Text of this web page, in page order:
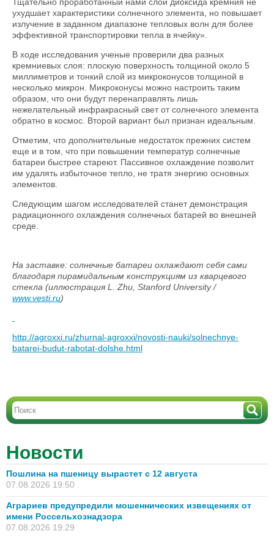
ухудшает характеристики солнечного элемента, но повышает
излучение в заданном диапазоне тепловых волн для более
эффективной транспортировки тепла в ячейку».
В ходе исследования ученые проверили два разных
кремниевых слоя: плоскую поверхность толщиной около 5
миллиметров и тонкий слой из микроконусов толщиной в
несколько микрон. Микроконусы можно настроить таким
образом, что они будут перенаправлять лишь
нежелательный инфракрасный свет от солнечного элемента
обратно в космос. Второй вариант был признан идеальным.
Отметим, что дополнительные недостаток прежних систем
еще и в том, что при повышении температур солнечные
батареи быстрее стареют. Пассивное охлаждение позволит
им удалять избыточное тепло, не тратя энергию основных
элементов.
Следующим шагом исследователей станет демонстрация
радиационного охлаждения солнечных батарей во внешней
среде.
На заставке: солнечные батареи охлаждают себя сами
благодаря пирамидальным конструкциям из кварцевого
стекла (иллюстрация L. Zhu, Stanford University /
www.vesti.ru)
http://agroxxi.ru/zhurnal-agroxxi/novosti-nauki/solnechnye-
batarei-budut-rabotat-dolshe.html
Новости
Пошлина на пшеницу вырастет с 12 августа
07.08.2026 19:50
Аграриев предупредили мошеннических извещениях от
имени Россельхознадзора
07.08.2026 19:29